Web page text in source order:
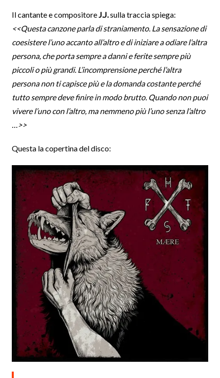
Il cantante e compositoreJ.J.sulla traccia spiega:
<<Questa canzone parla di straniamento. La sensazione di
coesistere l’uno accanto all’altro e di iniziare a odiare l’altra
persona, che porta sempre a danni e ferite sempre più
piccoli o più grandi. L’incomprensione perché l’altra
persona non ti capisce più e la domanda costante perché
tutto sempre deve finire in modo brutto. Quando non puoi
vivere l’uno con l’altro, ma nemmeno più l’uno senza l’altro
…>>
Questa la copertina del disco: